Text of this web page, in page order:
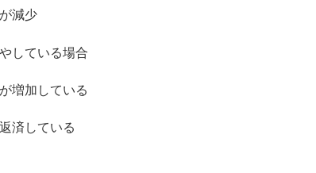
減少
している場合
増加している
済している